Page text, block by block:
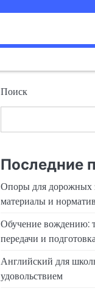
Поиск
Последние
Опоры для дорожных
материалы и
Обучение вождению:
передачи и
Английский для
удовольствием